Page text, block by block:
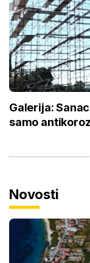
Galerija:
samo
Novosti